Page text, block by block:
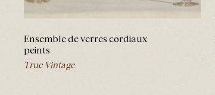
Ensemble de verres cordiaux
peints
True Vintage